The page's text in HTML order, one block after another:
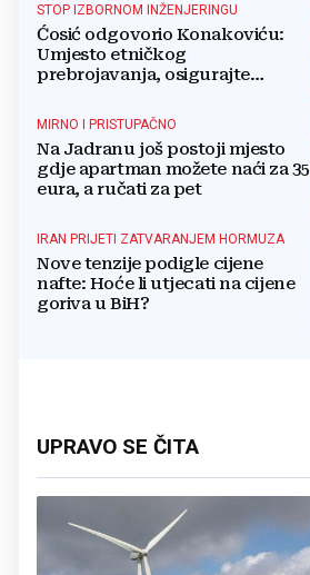
STOP IZBORNOM INŽENJERINGU
Ćosić odgovorio Konakoviću:
Umjesto etničkog
prebrojavanja, osigurajte
MIRNO I PRISTUPAČNO
Na Jadranu još postoji mjesto
gdje apartman možete naći za 35
eura, a ručati za pet
IRAN PRIJETI ZATVARANJEM HORMUZA
Nove tenzije podigle cijene
nafte: Hoće li utjecati na cijene
goriva u BiH?
UPRAVO SE ČITA